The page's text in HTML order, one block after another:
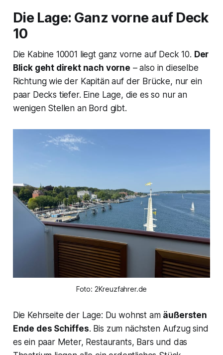
Die Lage: Ganz vorne auf Deck
10
Die Kabine 10001 liegt ganz vorne auf Deck 10. Der
Blick geht direkt nach vorne – also in dieselbe
Richtung wie der Kapitän auf der Brücke, nur ein
paar Decks tiefer. Eine Lage, die es so nur an
wenigen Stellen an Bord gibt.
Foto: 2Kreuzfahrer.de
Die Kehrseite der Lage: Du wohnst am äußersten
Ende des Schiffes. Bis zum nächsten Aufzug sind
es ein paar Meter, Restaurants, Bars und das